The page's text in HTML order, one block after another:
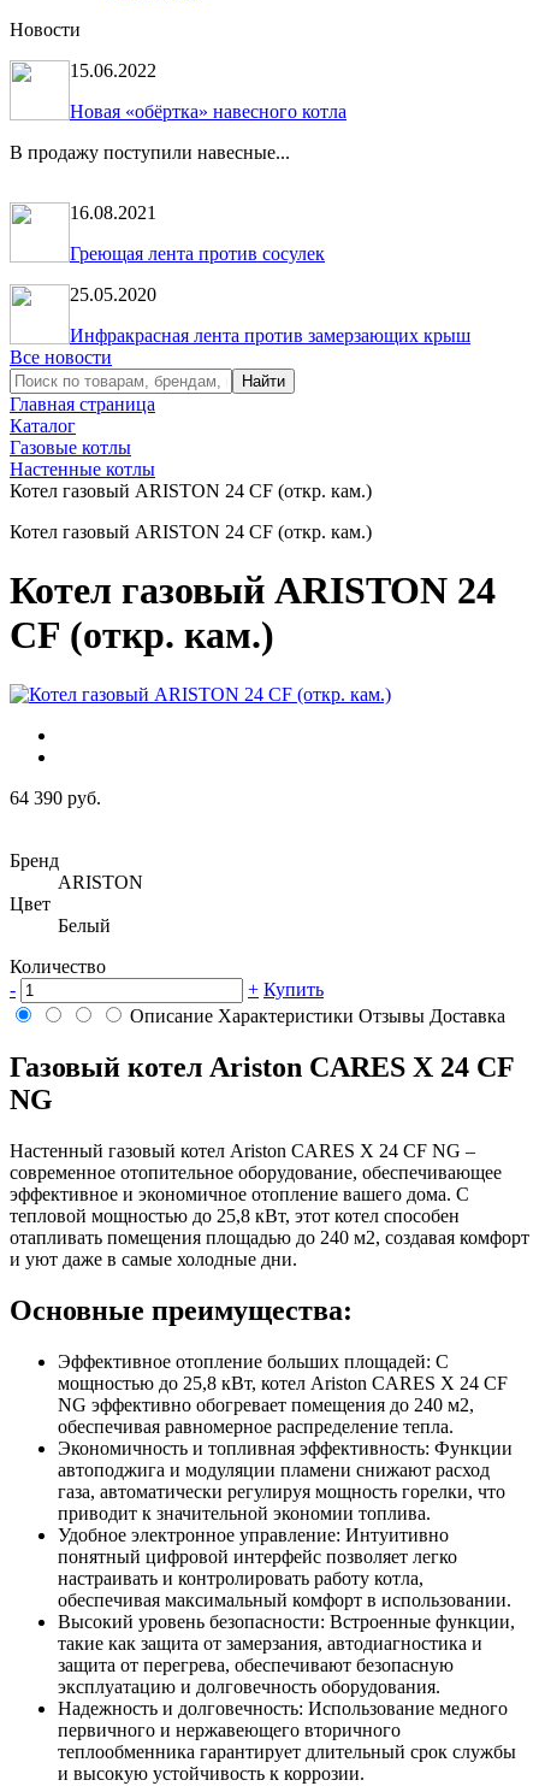
Новости
15.06.2022
Новая «обёртка» навесного котла
В продажу поступили навесные...
16.08.2021
Греющая лента против сосулек
25.05.2020
Инфракрасная лента против замерзающих крыш
Все новости
Главная страница
Каталог
Газовые котлы
Настенные котлы
Котел газовый ARISTON 24 CF (откр. кам.)
Котел газовый ARISTON 24 CF (откр. кам.)
Котел газовый ARISTON 24
CF (откр. кам.)
64 390 руб.
Бренд
ARISTON
Цвет
Белый
Количество
-
+ Купить
Описание Характеристики Отзывы Доставка
Газовый котел Ariston CARES X 24 CF
NG
Настенный газовый котел Ariston CARES X 24 CF NG –
современное отопительное оборудование, обеспечивающее
эффективное и экономичное отопление вашего дома. С
тепловой мощностью до 25,8 кВт, этот котел способен
отапливать помещения площадью до 240 м2, создавая комфорт
и уют даже в самые холодные дни.
Основные преимущества:
Эффективное отопление больших площадей: С
мощностью до 25,8 кВт, котел Ariston CARES X 24 CF
NG эффективно обогревает помещения до 240 м2,
обеспечивая равномерное распределение тепла.
Экономичность и топливная эффективность: Функции
автоподжига и модуляции пламени снижают расход
газа, автоматически регулируя мощность горелки, что
приводит к значительной экономии топлива.
Удобное электронное управление: Интуитивно
понятный цифровой интерфейс позволяет легко
настраивать и контролировать работу котла,
обеспечивая максимальный комфорт в использовании.
Высокий уровень безопасности: Встроенные функции,
такие как защита от замерзания, автодиагностика и
защита от перегрева, обеспечивают безопасную
эксплуатацию и долговечность оборудования.
Надежность и долговечность: Использование медного
первичного и нержавеющего вторичного
теплообменника гарантирует длительный срок службы
и высокую устойчивость к коррозии.